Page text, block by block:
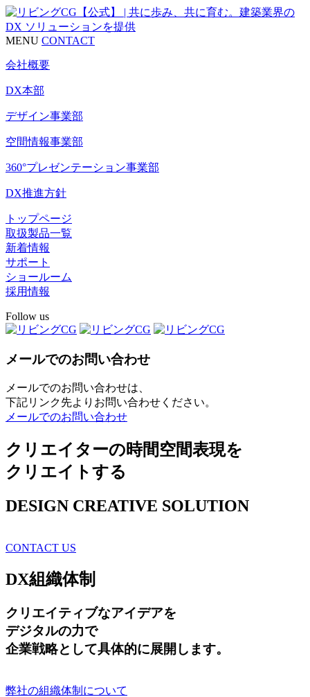
MENU CONTACT
会社概要
DX本部
デザイン事業部
空間情報事業部
360°プレゼンテーション事業部
DX推進方針
トップページ
取扱製品一覧
新着情報
サポート
ショールーム
採用情報
Follow us
メールでのお問い合わせ
メールでのお問い合わせは、
下記リンク先よりお問い合わせください。
メールでのお問い合わせ
クリエイターの時間空間表現を
クリエイトする
DESIGN CREATIVE SOLUTION
CONTACT US
DX組織体制
クリエイティブなアイデアを
デジタルの力で
企業戦略として具体的に展開します。
弊社の組織体制について